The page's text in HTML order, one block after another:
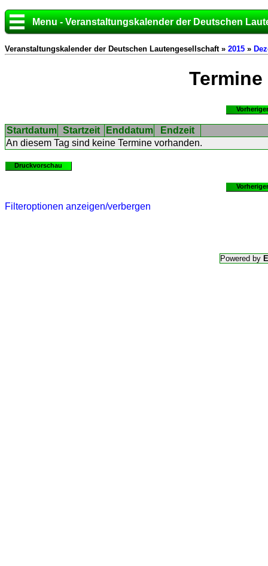
Menu - Veranstaltungskalender der Deutschen
Veranstaltungskalender der Deutschen Lautengesellschaft » 2015 »
Termine
Startdatum Startzeit Enddatum
Endzeit
An diesem Tag sind keine Termine vorhanden.
Druckvorschau
Filteroptionen anzeigen/verbergen
Powered by